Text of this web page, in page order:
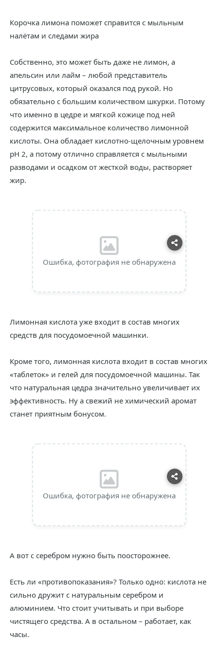
Корочка лимона поможет справится с мыльным
налётам и следами жира
Собственно, это может быть даже не лимон, а
апельсин или лайм – любой представитель
цитрусовых, который оказался под рукой. Но
обязательно с большим количеством шкурки. Потому
что именно в цедре и мягкой кожице под ней
содержится максимальное количество лимонной
кислоты. Она обладает кислотно-щелочным уровнем
pH 2, а потому отлично справляется с мыльными
разводами и осадком от жесткой воды, растворяет
жир.
Ошибка, фотография не обнаружена
Лимонная кислота уже входит в состав многих
средств для посудомоечной машинки.
Кроме того, лимонная кислота входит в состав многих
«таблеток» и гелей для посудомоечной машины. Так
что натуральная цедра значительно увеличивает их
эффективность. Ну а свежий не химический аромат
станет приятным бонусом.
Ошибка, фотография не обнаружена
А вот с серебром нужно быть поосторожнее.
Есть ли «противопоказания»? Только одно: кислота не
сильно дружит с натуральным серебром и
алюминием. Что стоит учитывать и при выборе
чистящего средства. А в остальном – работает, как
часы.